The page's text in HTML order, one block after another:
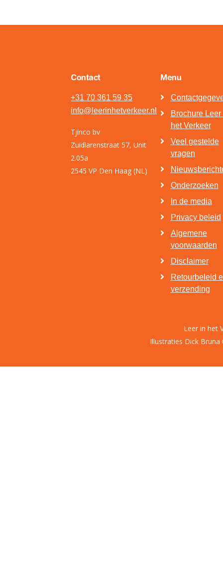
Contact
+31 70 361 59 35
info@leerinhetverkeer.nl
Tjinco bv
Zuidlarenstraat 57, Unit
2.05a
2545 VP Den Haag (NL)
Menu
Brochure Leer
het Verkeer
Veel gestelde
vragen
Onderzoeken
In de media
Privacy beleid
Algemene
voorwaarden
Disclaimer
Retourbeleid
verzending
Leer in het
Illustraties Dick